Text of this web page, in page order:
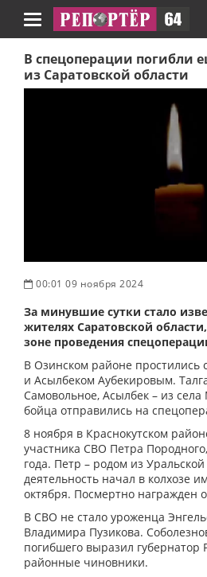
Навигация
В спецоперации погибли
из Саратовской области
00:01 09 ноября 2024
За минувшие сутки стало
жителях Саратовской
зоне проведения
В Озинском районе простились
и Асылбеком Аубекировым.
Самовольное, Асылбек – из
бойца отправились на
8 ноября в Краснокутском
участника СВО Петра
года. Петр – родом из
деятельность начал в колхозе
октября. Посмертно награжден
В СВО не стало уроженца
Владимира Пузикова.
погибшего выразил губернатор
районные чиновники.